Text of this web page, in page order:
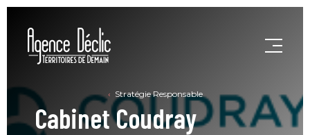
Stratégie Responsable
Cabinet Coudray